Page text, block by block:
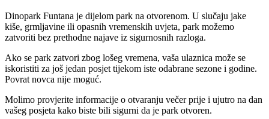
Dinopark Funtana je dijelom park na otvorenom. U slučaju jake
kiše, grmljavine ili opasnih vremenskih uvjeta, park možemo
zatvoriti bez prethodne najave iz sigurnosnih razloga.
Ako se park zatvori zbog lošeg vremena, vaša ulaznica može se
iskoristiti za još jedan posjet tijekom iste odabrane sezone i godine.
Povrat novca nije moguć.
Molimo provjerite informacije o otvaranju večer prije i ujutro na dan
vašeg posjeta kako biste bili sigurni da je park otvoren.